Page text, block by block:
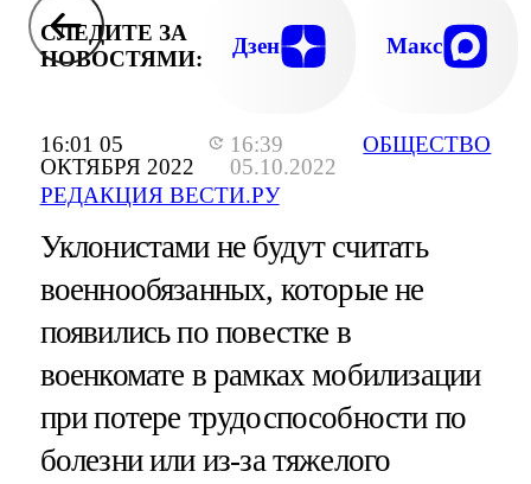
16:01 05
ОКТЯБРЯ 2022
16:39
05.10.2022
РЕДАКЦИЯ ВЕСТИ.РУ
ОБЩЕСТВО
СЛЕДИТЕ ЗА
НОВОСТЯМИ:
Дзен Макс
Уклонистами не будут считать
военнообязанных, которые не
появились по повестке в
военкомате в рамках мобилизации
при потере трудоспособности по
болезни или из-за тяжелого